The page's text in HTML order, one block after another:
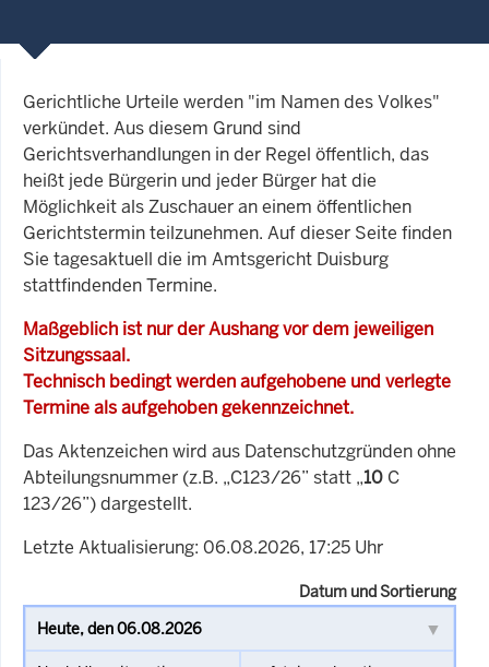
Gerichtliche Urteile werden "im Namen des Volkes"
verkündet. Aus diesem Grund sind
Gerichtsverhandlungen in der Regel öffentlich, das
heißt jede Bürgerin und jeder Bürger hat die
Möglichkeit als Zuschauer an einem öffentlichen
Gerichtstermin teilzunehmen. Auf dieser Seite finden
Sie tagesaktuell die im Amtsgericht Duisburg
stattfindenden Termine.
Maßgeblich ist nur der Aushang vor dem jeweiligen
Sitzungssaal.
Technisch bedingt werden aufgehobene und verlegte
Termine als aufgehoben gekennzeichnet.
Das Aktenzeichen wird aus Datenschutzgründen ohne
Abteilungsnummer (z.B. „C123/26” statt „10 C
123/26”) dargestellt.
Letzte Aktualisierung: 06.08.2026, 17:25 Uhr
Datum und Sortierung